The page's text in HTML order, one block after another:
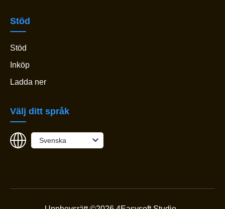
Stöd
Stöd
Inköp
Ladda ner
Välj ditt språk
Svenska